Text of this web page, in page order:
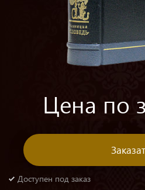
Доступен под заказ
Цена по